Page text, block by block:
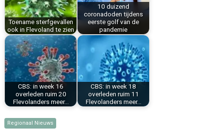
k
s
t
n
p
Toename sterfgevallen
ook in Flevoland te zien
10 duizend
coronadoden tijdens
eerste golf van de
pandemie
CBS: in week 16
overleden ruim 20
Flevolanders meer…
CBS: in week 18
overleden ruim 11
Flevolanders meer…
Regionaal Nieuws